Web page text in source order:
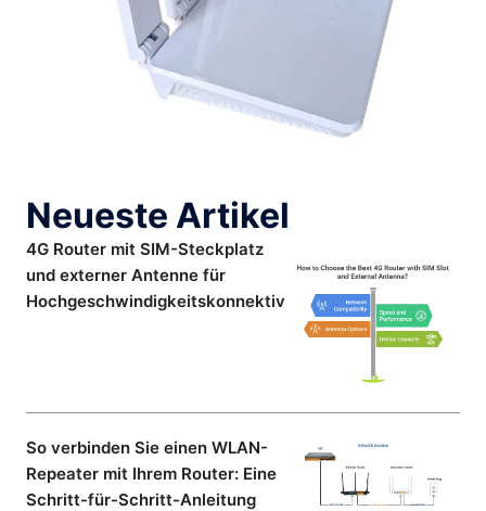
Neueste Artikel
4G Router mit SIM-Steckplatz
und externer Antenne für
Hochgeschwindigkeitskonnektivität
So verbinden Sie einen WLAN-
Repeater mit Ihrem Router: Eine
Schritt-für-Schritt-Anleitung